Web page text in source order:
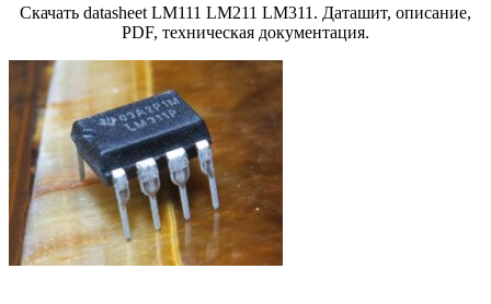
Скачать datasheet LM111 LM211 LM311. Даташит, описание,
PDF, техническая документация.